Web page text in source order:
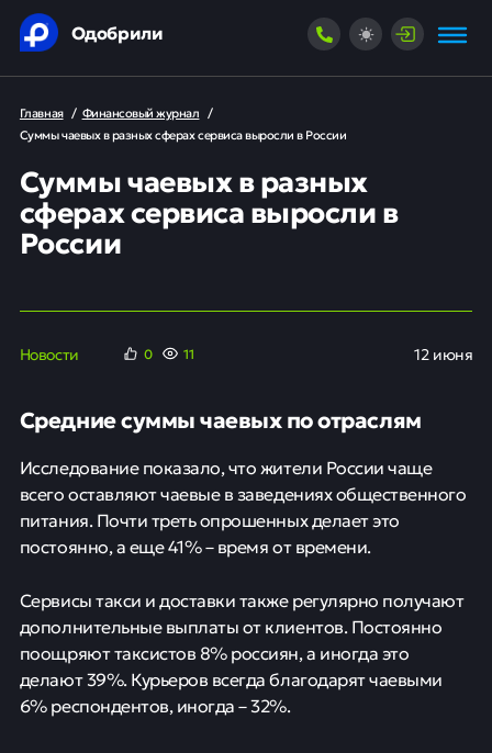
Одобрили
Главная / Финансовый журнал /
Суммы чаевых в разных сферах сервиса выросли в России
Суммы чаевых в разных
сферах сервиса выросли в
России
Новости 0 11 12 июня
Средние суммы чаевых по отраслям
Исследование показало, что жители России чаще
всего оставляют чаевые в заведениях общественного
питания. Почти треть опрошенных делает это
постоянно, а еще 41% – время от времени.
Сервисы такси и доставки также регулярно получают
дополнительные выплаты от клиентов. Постоянно
поощряют таксистов 8% россиян, а иногда это
делают 39%. Курьеров всегда благодарят чаевыми
6% респондентов, иногда – 32%.